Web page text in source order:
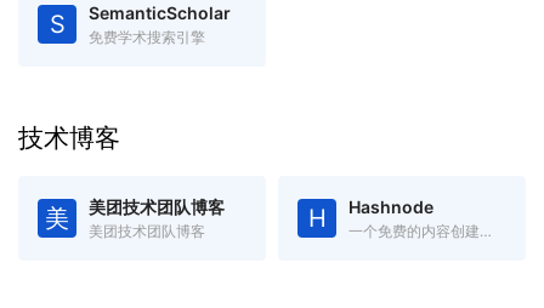
S SemanticScholar
免费学术搜索引擎
技术博客
美 美团技术团队博客
美团技术团队博客 H Hashnode
一个免费的内容创建平台和社区，你可以在自己的域中发布文章